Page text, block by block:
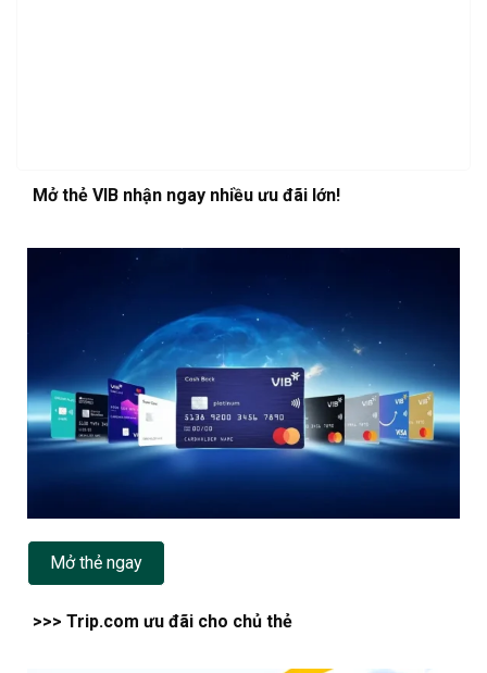
Mở thẻ VIB nhận ngay nhiều ưu đãi lớn!
Mở thẻ ngay
>>> Trip.com ưu đãi cho chủ thẻ